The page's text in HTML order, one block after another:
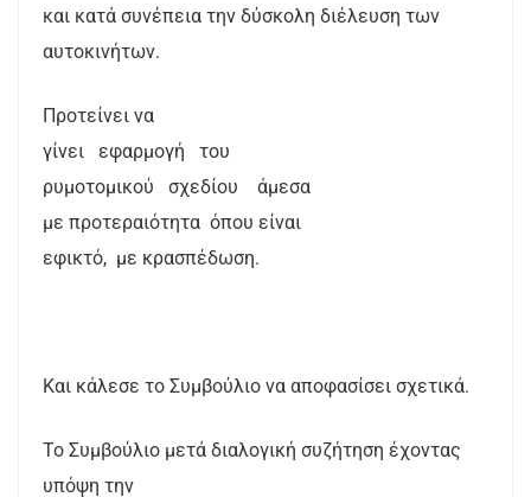
και κατά συνέπεια την δύσκολη διέλευση των
αυτοκινήτων.
Προτείνει να
γίνει
εφαρμογή
του
ρυμοτομικού
σχεδίου
άμεσα
με προτεραιότητα όπου είναι
εφικτό, με κρασπέδωση.
Και κάλεσε το Συμβούλιο να αποφασίσει σχετικά.
Το Συμβούλιο μετά διαλογική συζήτηση έχοντας
υπόψη την